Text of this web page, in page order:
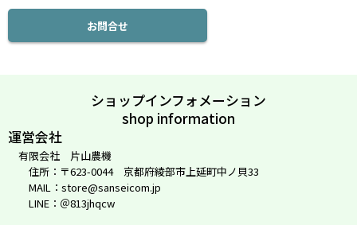
お問合せ
ショップインフォメーション
shop information
運営会社
有限会社 片山農機
住所：〒623-0044 京都府綾部市上延町中ノ貝33
MAIL：store@sanseicom.jp
LINE：＠813jhqcw